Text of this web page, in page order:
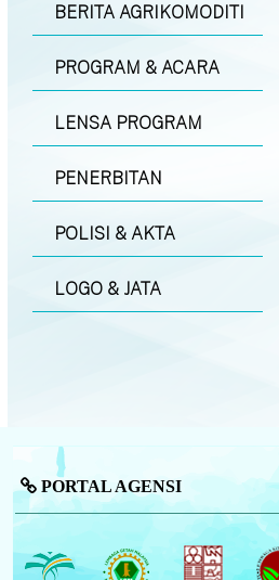
BERITA AGRIKOMODITI
PROGRAM & ACARA
LENSA PROGRAM
PENERBITAN
POLISI & AKTA
LOGO & JATA
PORTAL AGENSI